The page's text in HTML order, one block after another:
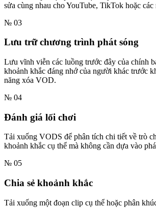
sửa cùng nhau cho YouTube, TikTok hoặc các
№ 03
Lưu trữ chương trình phát sóng
Lưu vĩnh viễn các luồng trước đây của chính
khoảnh khắc đáng nhớ của người khác trước
năng xóa VOD.
№ 04
Đánh giá lối chơi
Tải xuống VODS để phân tích chi tiết về trò
khoảnh khắc cụ thể mà không cần dựa vào
№ 05
Chia sẻ khoảnh khắc
Tải xuống một đoạn clip cụ thể hoặc phân